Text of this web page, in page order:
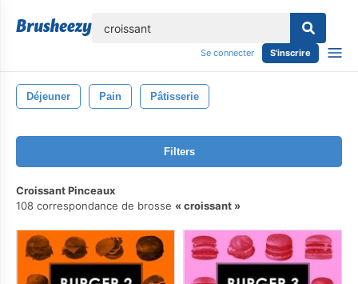
Se connecter S'inscrire
Déjeuner Pain Pâtisserie
Filters
Croissant Pinceaux
108 correspondance de brosse
croissant